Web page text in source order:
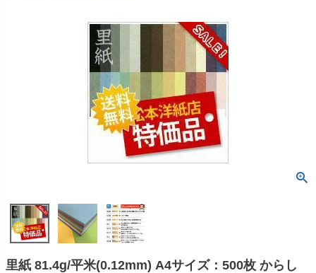
里紙 81.4g/平米(0.12mm) A4サイズ：500枚 からし